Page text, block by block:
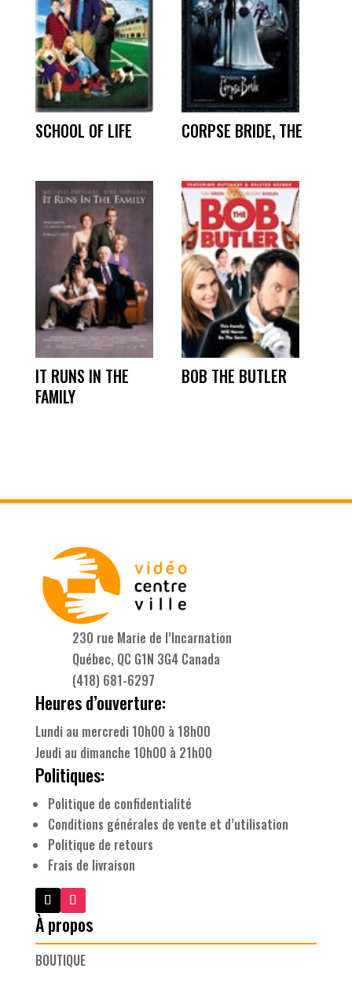
SCHOOL OF LIFE CORPSE BRIDE, THE
IT RUNS IN THE
FAMILY
BOB THE BUTLER
230 rue Marie de l’Incarnation
Québec, QC G1N 3G4 Canada
(418) 681-6297
Heures d’ouverture:
Lundi au mercredi 10h00 à 18h00
Jeudi au dimanche 10h00 à 21h00
Politiques:
Politique de confidentialité
Conditions générales de vente et d’utilisation
Politique de retours
Frais de livraison
À propos
BOUTIQUE